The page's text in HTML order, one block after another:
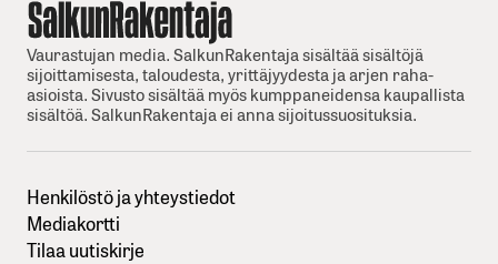
Vaurastujan media. SalkunRakentaja sisältää sisältöjä
sijoittamisesta, taloudesta, yrittäjyydesta ja arjen raha-
asioista. Sivusto sisältää myös kumppaneidensa kaupallista
sisältöä. SalkunRakentaja ei anna sijoitussuosituksia.
Henkilöstö ja yhteystiedot
Mediakortti
Tilaa uutiskirje